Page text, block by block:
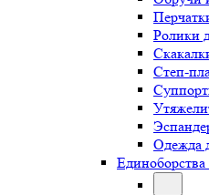
Ролики
Степ-
Одежда
Единоборства